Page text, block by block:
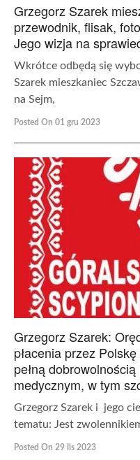
Grzegorz Szarek
przewodnik, flisak,
Jego wizja na
Wkrótce odbędą się
Szarek mieszkaniec
na Sejm,
Posted On 01 gru 2023
Grzegorz Szarek:
płacenia przez
pełną
medycznym, w tym
Grzegorz Szarek i jego
tematu: Jest
Posted On 29 lis 2023